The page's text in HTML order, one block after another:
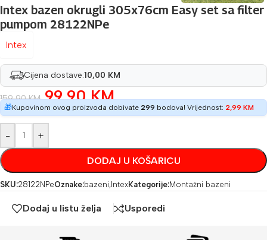
Intex bazen okrugli 305x76cm Easy set sa filter
pumpom 28122NPe
Intex
Cijena dostave:10,00 KM
159,90KM 99,90KM
🎁Kupovinom ovog proizvoda dobivate 299 bodova! Vrijednost: 2,99 KM
- +
DODAJ U KOŠARICU
SKU:28122NPeOznake:bazeni, IntexKategorije:Montažni bazeni
Dodaj u listu želja Usporedi